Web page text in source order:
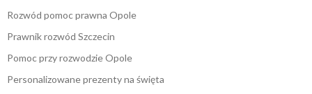
Rozwód pomoc prawna Opole
Prawnik rozwód Szczecin
Pomoc przy rozwodzie Opole
Personalizowane prezenty na święta